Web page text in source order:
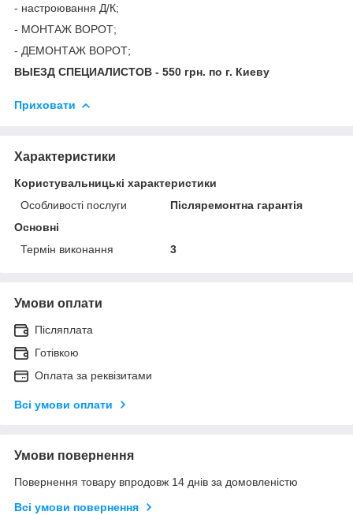
- настроювання Д/К;
- МОНТАЖ ВОРОТ;
- ДЕМОНТАЖ ВОРОТ;
ВЫЕЗД СПЕЦИАЛИСТОВ - 550 грн. по г. Киеву
Приховати
Характеристики
Користувальницькі характеристики
Особливості послуги
Післяремонтна гарантія
Основні
Термін виконання
3
Умови оплати
Післяплата
Готівкою
Оплата за реквізитами
Всі умови оплати
Умови повернення
Повернення товару впродовж 14 днів за домовленістю
Всі умови повернення